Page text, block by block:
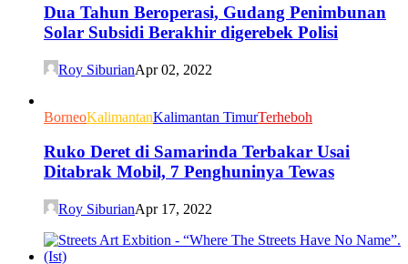
Dua Tahun Beroperasi, Gudang Penimbunan
Solar Subsidi Berakhir digerebek Polisi
Roy SiburianApr 02, 2022
BorneoKalimantanKalimantan TimurTerheboh
Ruko Deret di Samarinda Terbakar Usai
Ditabrak Mobil, 7 Penghuninya Tewas
Roy SiburianApr 17, 2022